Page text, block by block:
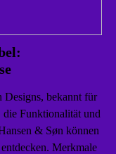
Designs, bekannt für
die Funktionalität und
& Søn können
Merkmale